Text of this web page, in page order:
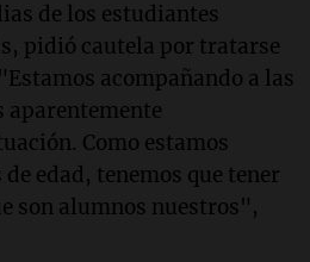
de los estudiantes
pidió cautela por tratarse
acompañando a las
aparentemente
Como estamos
edad, tenemos que tener
son alumnos nuestros",